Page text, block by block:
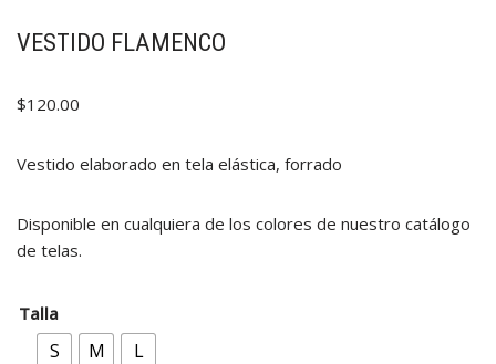
VESTIDO FLAMENCO
$120.00
Vestido elaborado en tela elástica, forrado
Disponible en cualquiera de los colores de nuestro catálogo
de telas.
Talla
S M L